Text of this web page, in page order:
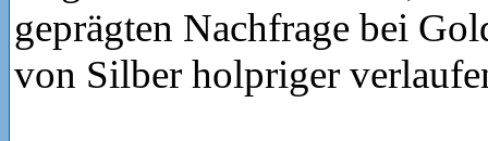
geprägten Nachfrage bei
von Silber holpriger